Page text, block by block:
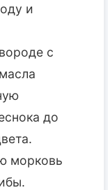
и
с
до
морковь